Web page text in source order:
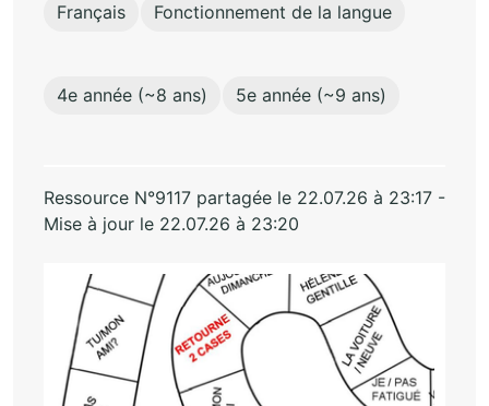
Français Fonctionnement de la langue
4e année (~8 ans) 5e année (~9 ans)
Ressource N°9117 partagée le 22.07.26 à 23:17 -
Mise à jour le 22.07.26 à 23:20